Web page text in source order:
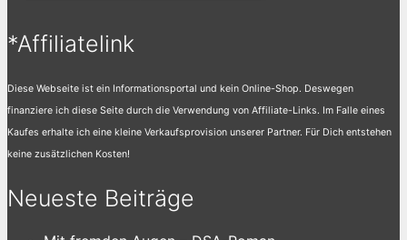
*Affiliatelink
Diese Webseite ist ein Informationsportal und kein Online-Shop. Deswegen
finanziere ich diese Seite durch die Verwendung von Affiliate-Links. Im Falle eines
Kaufes erhalte ich eine kleine Verkaufsprovision unserer Partner. Für Dich entstehen
keine zusätzlichen Kosten!
Neueste Beiträge